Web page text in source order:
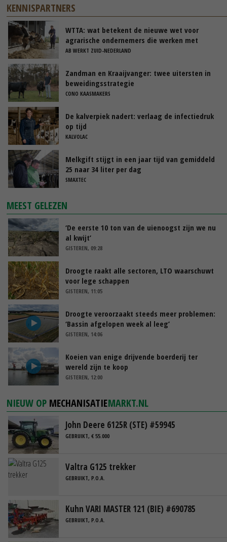
KENNISPARTNERS
WTTA: wat betekent de nieuwe wet voor
agrarische ondernemers die werken met
uitzendkrachten?
AB WERKT ZUID-NEDERLAND
Zandman en Kraaijvanger: twee uitersten in
beweidingsstrategie
CONO KAASMAKERS
De kalverpiek nadert: verlaag de infectiedruk
op tijd
KALVOLAC
Melkgift stijgt in een jaar tijd van gemiddeld
25 naar 34 liter per dag
SMAXTEC
MEEST GELEZEN
‘De eerste 10 ton van de uienoogst zijn we nu
al kwijt’
GISTEREN, 09:28
Droogte raakt alle sectoren, LTO waarschuwt
voor lege schappen
GISTEREN, 11:05
Droogte veroorzaakt steeds meer problemen:
‘Bassin afgelopen week al leeg’
GISTEREN, 14:06
Koeien van enige drijvende boerderij ter
wereld zijn te koop
GISTEREN, 12:00
NIEUW OP MECHANISATIEMARKT.NL
John Deere 6125R (STE) #59945
GEBRUIKT, € 55.000
Valtra G125 trekker
GEBRUIKT, P.O.A.
Kuhn VARI MASTER 121 (BIE) #690785
GEBRUIKT, P.O.A.